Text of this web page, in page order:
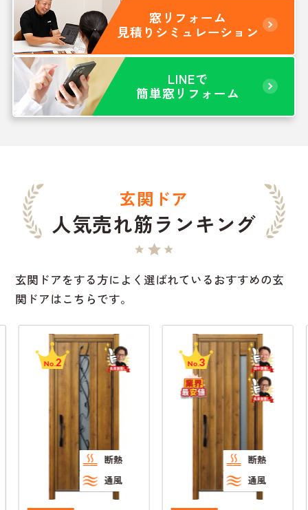
窓リフォーム
見積りシミュレーション
LINEで
簡単窓リフォーム
玄関ドア
人気売れ筋ランキング
玄関ドアをする方によく選ばれているおすすめの玄
関ドアはこちらです。
No. 2
断熱
通風
No. 3
断熱
通風